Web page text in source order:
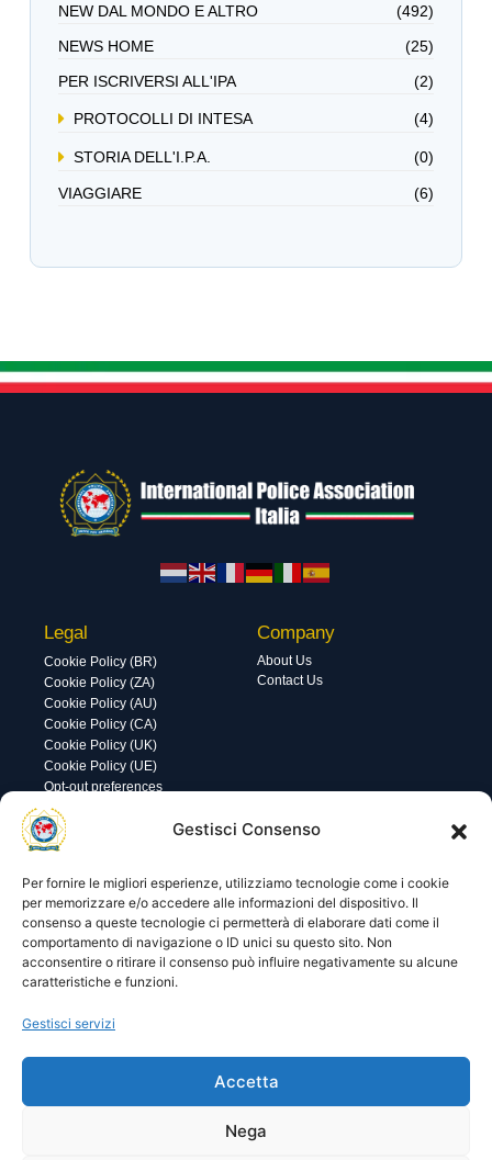
Gestisci Consenso
Per fornire le migliori esperienze, utilizziamo tecnologie come i cookie
per memorizzare e/o accedere alle informazioni del dispositivo. Il
consenso a queste tecnologie ci permetterà di elaborare dati come il
comportamento di navigazione o ID unici su questo sito. Non
acconsentire o ritirare il consenso può influire negativamente su alcune
caratteristiche e funzioni.
Gestisci servizi
Accetta
Nega
NEW DAL MONDO E ALTRO
(492)
NEWS HOME
(25)
PER ISCRIVERSI ALL'IPA
(2)
PROTOCOLLI DI INTESA (4)
STORIA DELL'I.P.A. (0)
VIAGGIARE (6)
Legal
Cookie Policy (BR)
Cookie Policy (ZA)
Cookie Policy (AU)
Cookie Policy (CA)
Cookie Policy (UK)
Cookie Policy (UE)
Opt-out preferences
Company
About Us
Contact Us
Utility
Visite di oggi: 10
Visite totali: 13789
Area gestione
Password